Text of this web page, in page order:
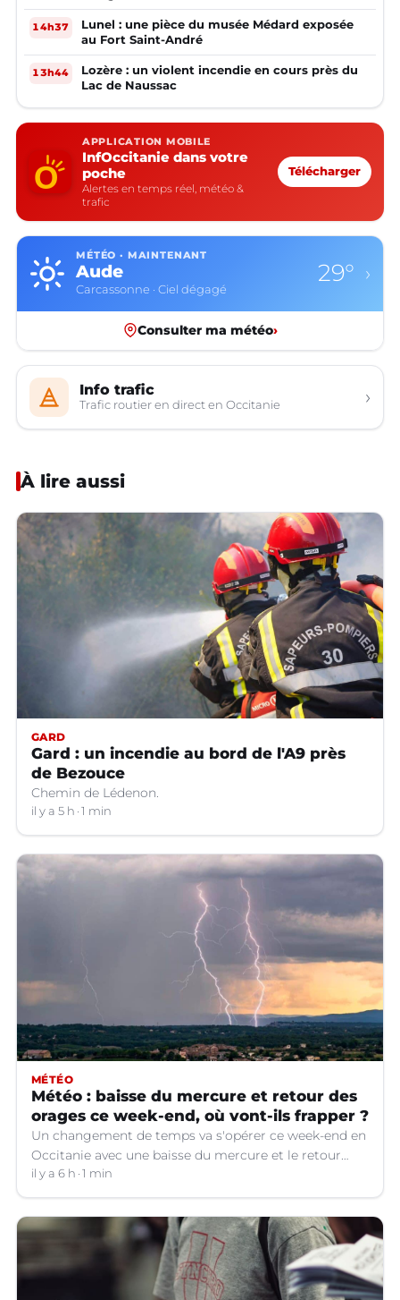
14h37
Lunel : une pièce du musée Médard exposée
au Fort Saint-André
13h44
Lozère : un violent incendie en cours près du
Lac de Naussac
APPLICATION MOBILE
InfOccitanie dans votre
poche
Alertes en temps réel, météo &
trafic
Télécharger
MÉTÉO · MAINTENANT
Aude
Carcassonne · Ciel dégagé
29° ›
Consulter ma météo›
Info trafic
Trafic routier en direct en Occitanie ›
À lire aussi
GARD
Gard : un incendie au bord de l'A9 près
de Bezouce
Chemin de Lédenon.
il y a 5 h 1 min
MÉTÉO
Météo : baisse du mercure et retour des
orages ce week-end, où vont-ils frapper ?
Un changement de temps va s'opérer ce week-end en
Occitanie avec une baisse du mercure et le retour
d'orages dans certains départements.
il y a 6 h 1 min